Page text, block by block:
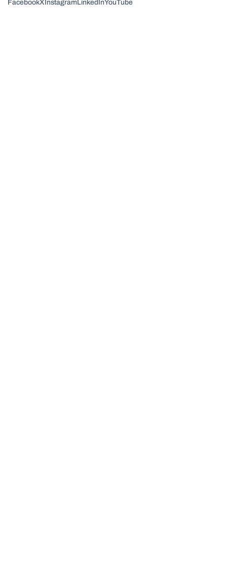
FacebookXInstagramLinkedInYouTube